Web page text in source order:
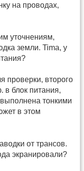
на проводах,
уточнениям,
земли. Tima, у
проверки, второго
блок питания,
тонкими
в этом
от трансов.
экранировали?